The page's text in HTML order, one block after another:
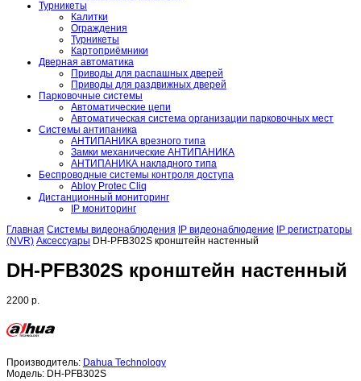
Турникеты
Калитки
Ограждения
Турникеты
Картоприёмники
Дверная автоматика
Приводы для распашных дверей
Приводы для раздвижных дверей
Парковочные системы
Автоматические цепи
Автоматическая система организации парковочных мест
Системы антипаника
АНТИПАНИКА врезного типа
Замки механические АНТИПАНИКА
АНТИПАНИКА накладного типа
Беспроводные системы контроля доступа
Abloy Protec Cliq
Дистанционный мониторинг
IP мониторинг
Главная Системы видеонаблюдения IP видеонаблюдение
IP регистраторы
(NVR) Аксессуары DH-PFB302S кронштейн настенный
DH-PFB302S кронштейн настенный
2200 р.
Производитель: Dahua Technology
Модель: DH-PFB302S